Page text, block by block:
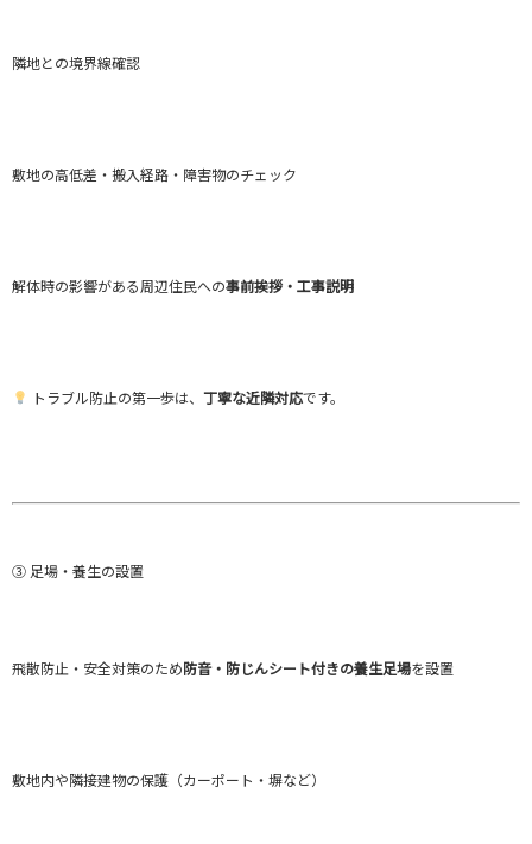
隣地との境界線確認
敷地の高低差・搬入経路・障害物のチェック
解体時の影響がある周辺住民への事前挨拶・工事説明
トラブル防止の第一歩は、 丁寧な近隣対応です。
③ 足場・養生の設置
飛散防止・安全対策のため防音・防じんシート付きの養生足場を設置
敷地内や隣接建物の保護（カーポート・塀など）